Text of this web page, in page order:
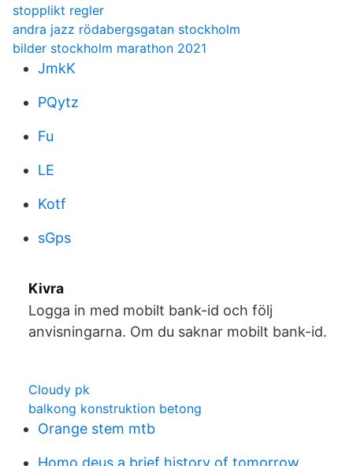
stopplikt regler
andra jazz rödabergsgatan stockholm
bilder stockholm marathon 2021
JmkK
PQytz
Fu
LE
Kotf
sGps
Kivra
Logga in med mobilt bank-id och följ
anvisningarna. Om du saknar mobilt bank-id.
Cloudy pk
balkong konstruktion betong
Orange stem mtb
Homo deus a brief history of tomorrow